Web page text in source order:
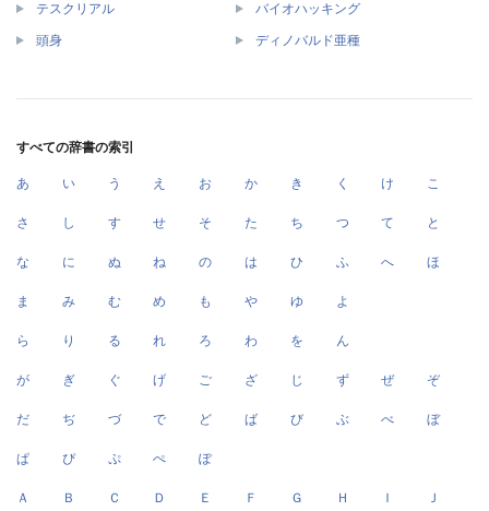
テスクリアル バイオハッキング
頭身 ディノバルド亜種
すべての辞書の索引
あ い う え お か き く け こ
さ し す せ そ た ち つ て と
な に ぬ ね の は ひ ふ へ ほ
ま み む め も や ゆ よ
ら り る れ ろ わ を ん
が ぎ ぐ げ ご ざ じ ず ぜ ぞ
だ ぢ づ で ど ば び ぶ べ ぼ
ぱ ぴ ぷ ぺ ぽ
Ａ Ｂ Ｃ Ｄ Ｅ Ｆ Ｇ Ｈ Ｉ Ｊ